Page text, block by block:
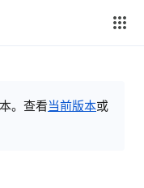
。查看当前版本或